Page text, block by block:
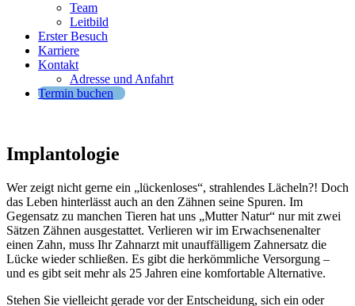
Team
Leitbild
Erster Besuch
Karriere
Kontakt
Adresse und Anfahrt
Termin buchen
Implantologie
Wer zeigt nicht gerne ein „lückenloses“, strahlendes Lächeln?! Doch
das Leben hinterlässt auch an den Zähnen seine Spuren. Im
Gegensatz zu manchen Tieren hat uns „Mutter Natur“ nur mit zwei
Sätzen Zähnen ausgestattet. Verlieren wir im Erwachsenenalter
einen Zahn, muss Ihr Zahnarzt mit unauffälligem Zahnersatz die
Lücke wieder schließen. Es gibt die herkömmliche Versorgung –
und es gibt seit mehr als 25 Jahren eine komfortable Alternative.
Stehen Sie vielleicht gerade vor der Entscheidung, sich ein oder